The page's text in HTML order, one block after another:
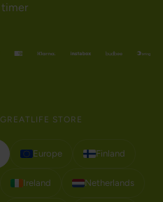
timer
STORE
Europe Finland
Ireland Netherlands